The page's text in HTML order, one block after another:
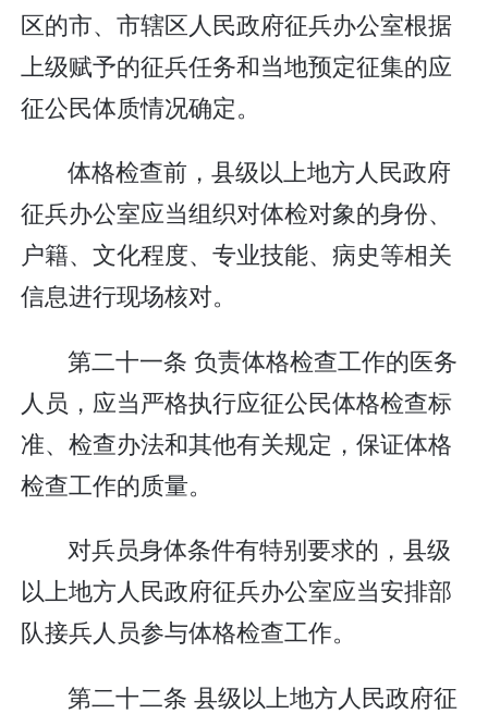
区的市、市辖区人民政府征兵办公室根据
上级赋予的征兵任务和当地预定征集的应
征公民体质情况确定。
体格检查前，县级以上地方人民政府
征兵办公室应当组织对体检对象的身份、
户籍、文化程度、专业技能、病史等相关
信息进行现场核对。
第二十一条 负责体格检查工作的医务
人员，应当严格执行应征公民体格检查标
准、检查办法和其他有关规定，保证体格
检查工作的质量。
对兵员身体条件有特别要求的，县级
以上地方人民政府征兵办公室应当安排部
队接兵人员参与体格检查工作。
第二十二条 县级以上地方人民政府征